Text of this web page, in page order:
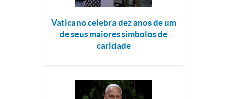
Vaticano celebra dez anos de um
de seus maiores símbolos de
caridade